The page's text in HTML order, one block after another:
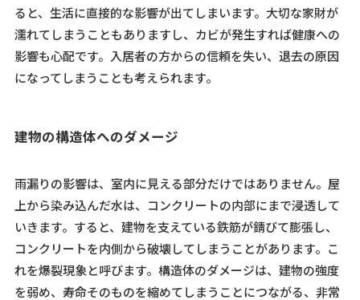
ると、生活に直接的な影響が出てしまいます。大切な家財が
濡れてしまうこともありますし、カビが発生すれば健康への
影響も心配です。入居者の方からの信頼を失い、退去の原因
になってしまうことも考えられます。
建物の構造体へのダメージ
雨漏りの影響は、室内に見える部分だけではありません。屋
上から染み込んだ水は、コンクリートの内部にまで浸透して
いきます。すると、建物を支えている鉄筋が錆びて膨張し、
コンクリートを内側から破壊してしまうことがあります。こ
れを爆裂現象と呼びます。構造体のダメージは、建物の強度
を弱め、寿命そのものを縮めてしまうことにつながる、非常